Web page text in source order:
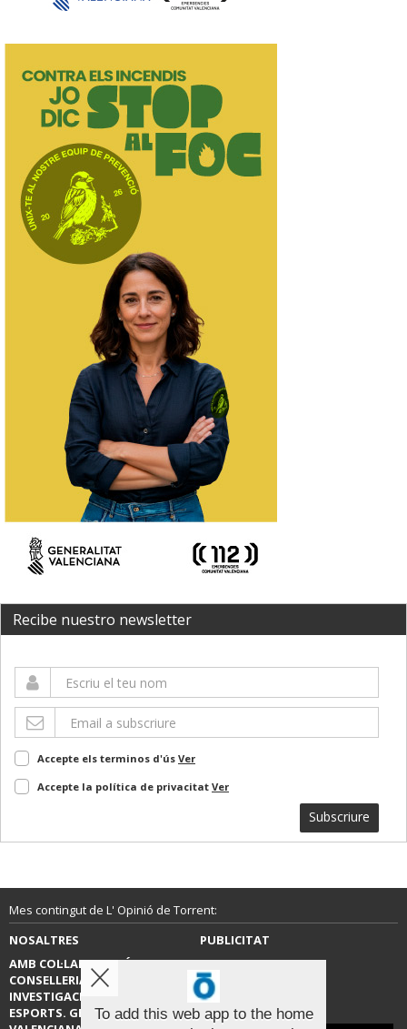
Recibe nuestro newsletter
Accepte els terminos d'ús Ver
Accepte la política de privacitat Ver
Subscriure
Mes contingut de L' Opinió de Torrent:
NOSALTRES
PUBLICITAT
AMB COL·LABORACIÓ DE LA
CONSELLERIA D’EDUCACIÓ,
INVESTIGACIÓ, CULTURA I
ESPORTS. GENERALITAT
CONTACTE
To add this web app to the home